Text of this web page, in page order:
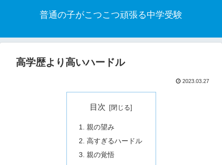
普通の子がこつこつ頑張る中学受験
高学歴より高いハードル
2023.03.27
目次
親の望み
高すぎるハードル
親の覚悟